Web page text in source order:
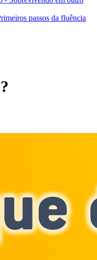
passos da fluência